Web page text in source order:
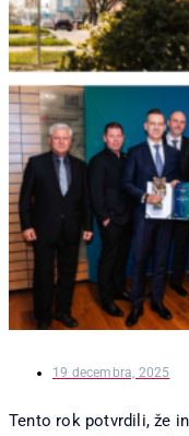
19 decembra, 2025
Tento rok potvrdili, že